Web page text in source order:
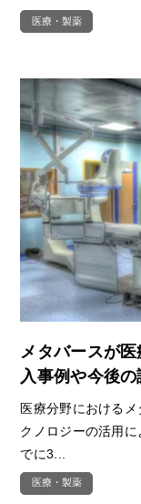
医療・製薬
メタバースが
入事例や今後の
医療分野における
クノロジーの活用
でに3...
医療・製薬